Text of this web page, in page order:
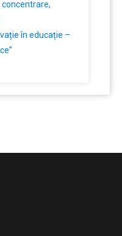
concentrare,
în educație –